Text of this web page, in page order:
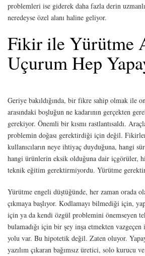
problemleri ise giderek daha fazla derin
neredeyse özel alanı haline geliyor.
Fikir ile Yürütme
Uçurum Hep
Geriye bakıldığında, bir fikre sahip olmak ile
arasındaki boşluğun ne kadarının gerçekten
gerekiyor. Önemli bir kısmı rastlantısaldı.
problemin doğası gerektirdiği için değil.
kullanıcıların neye ihtiyaç duyduğuna, hangi
hangi ürünlerin eksik olduğuna dair içgörüler,
teknik eğitim gerektirmiyordu. Yürütme
Yürütme engeli düştüğünde, her zaman orada
çıkmaya başlıyor. Kodlamayı bilmediği için,
için ya da kendi özgül problemini önemseyen
bulamadığı için bir şey inşa etmekten
yolu var. Bu hipotetik değil. Zaten oluyor.
yazılım çıkaran bağımsız üretici, solo kurucu